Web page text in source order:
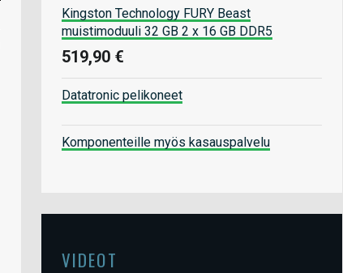
Kingston Technology FURY Beast
muistimoduuli 32 GB 2 x 16 GB DDR5
519,90 €
Datatronic pelikoneet
Komponenteille myös kasauspalvelu
VIDEOT